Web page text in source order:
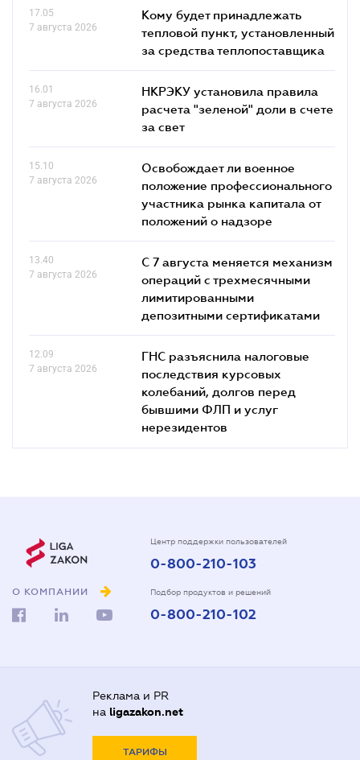
17.05
7 августа 2026
Кому будет принадлежать
тепловой пункт, установленный
за средства теплопоставщика
16.01
7 августа 2026
НКРЭКУ установила правила
расчета "зеленой" доли в счете
за свет
15.10
7 августа 2026
Освобождает ли военное
положение профессионального
участника рынка капитала от
положений о надзоре
13.40
7 августа 2026
С 7 августа меняется механизм
операций с трехмесячными
лимитированными
депозитными сертификатами
12.09
7 августа 2026
ГНС разъяснила налоговые
последствия курсовых
колебаний, долгов перед
бывшими ФЛП и услуг
нерезидентов
О КОМПАНИИ
Центр поддержки пользователей
0-800-210-103
Подбор продуктов и решений
0-800-210-102
Реклама и PR
на ligazakon.net
ТАРИФЫ